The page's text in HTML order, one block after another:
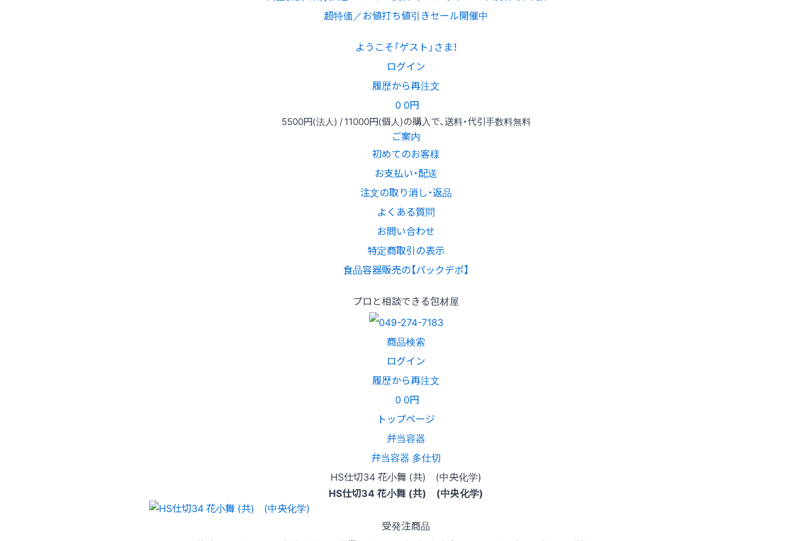
超特価／お値打ち値引きセール開催中
ようこそ「ゲスト」さま！
ログイン
履歴から再注文
0 0円
5500円(法人) /11000円(個人)の購入で、送料・代引手数料無料
ご案内
初めてのお客様
お支払い・配送
注文の取り消し・返品
よくある質問
お問い合わせ
特定商取引の表示
食品容器販売の【パックデポ】
プロと相談できる包材屋
商品検索
ログイン
履歴から再注文
0 0円
トップページ
弁当容器
弁当容器 多仕切
HS仕切34 花小舞 (共) (中央化学)
HS仕切34 花小舞 (共) (中央化学)
受発注商品